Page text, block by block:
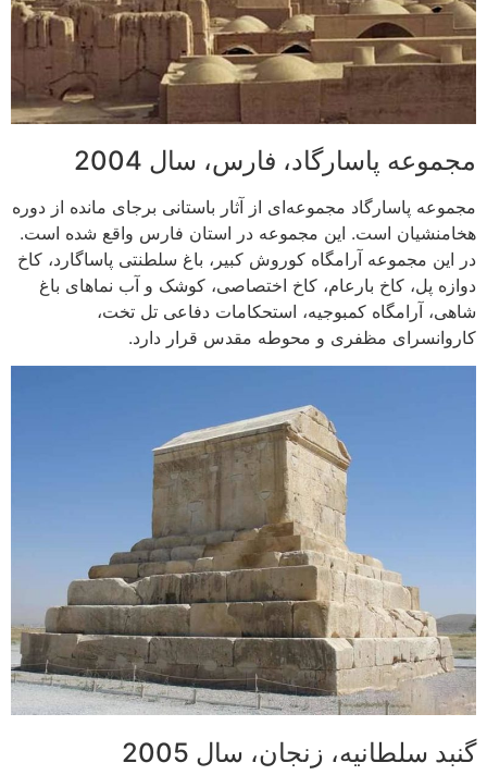
مجموعه پاسارگاد، فارس، سال 2004
مجموعه پاسارگاد مجموعه‌ای از آثار باستانی برجای مانده از دوره
هخامنشیان است. این مجموعه در استان فارس واقع شده است.
در این مجموعه آرامگاه کوروش کبیر، باغ سلطنتی پاساگارد، کاخ
دوازه پل، کاخ بارعام، کاخ اختصاصی، کوشک و آب نماهای باغ
شاهی، آرامگاه کمبوجیه، استحکامات دفاعی تل تخت،
کاروانسرای مظفری و محوطه مقدس قرار دارد.
گنبد سلطانیه، زنجان، سال 2005